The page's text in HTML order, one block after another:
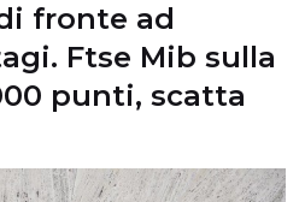
fronte ad
Ftse Mib sulla
punti, scatta